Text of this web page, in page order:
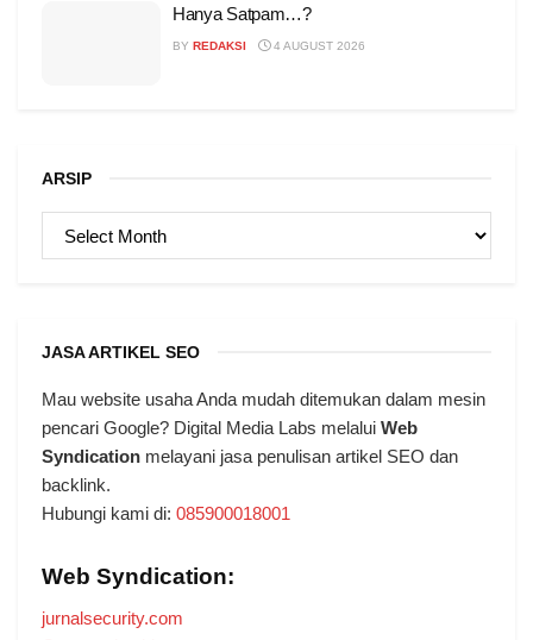
Hanya Satpam…?
BY REDAKSI 4 AUGUST 2026
ARSIP
JASA ARTIKEL SEO
Mau website usaha Anda mudah ditemukan dalam mesin
pencari Google? Digital Media Labs melalui Web
Syndication melayani jasa penulisan artikel SEO dan
backlink.
Hubungi kami di: 085900018001
Web Syndication:
jurnalsecurity.com